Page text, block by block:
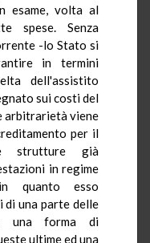
esame, volta al
spese. Senza
-lo Stato si
in termini
dell'assistito
sui costi del
arbitrarietà viene
per il
strutture già
in regime
quanto esso
di una parte delle
una forma di
ultime ed una